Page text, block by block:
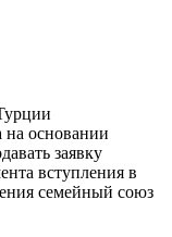
на основании
заявку
вступления в
семейный союз